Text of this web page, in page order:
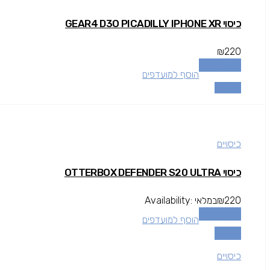
כיסוי GEAR4 D3O PICADILLY IPHONE XR
₪220
הוסף למועדפים
כיסויים
כיסוי OTTERBOX DEFENDER S20 ULTRA
₪220
Availability: במלאי
הוסף למועדפים
כיסויים